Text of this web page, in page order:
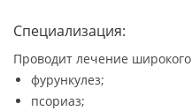
Специализация:
Проводит лечение
фурункулез;
псориаз;